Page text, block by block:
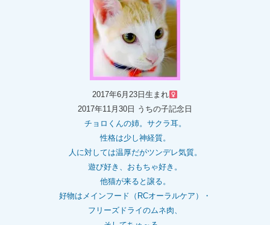
2017年6月23日生まれ
2017年11月30日 うちの子記念日
チョロくんの姉。 サクラ耳。
性格は少し神経質。
人に対しては温厚だがツンデレ気質。
遊び好き、おもちゃ好き。
他猫が来ると譲る。
好物はメインフード（RCオーラルケア）・
フリーズドライのムネ肉、